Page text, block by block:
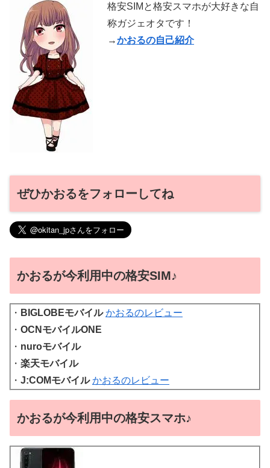
格安SIMと格安スマホが大好きな自
称ガジェオタです！
→かおるの自己紹介
ぜひかおるをフォローしてね
かおるが今利用中の格安SIM♪
・ BIGLOBEモバイル かおるのレビュー
・ OCNモバイルONE
・ nuroモバイル
・ 楽天モバイル
・ J:COMモバイル かおるのレビュー
かおるが今利用中の格安スマホ♪